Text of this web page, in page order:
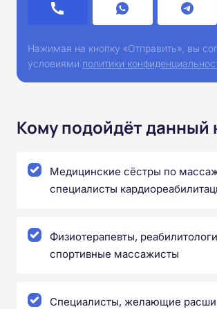
Нажимая на кнопку «Отправить», вы
условиями политики
Кому подойдёт данный
Медицинские сёстры по
специалисты
Физиотерапевты,
спортивные массажисты
Специалисты, желающие